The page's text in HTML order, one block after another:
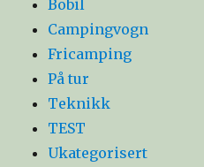
Bobil
Campingvogn
Fricamping
På tur
Teknikk
TEST
Ukategorisert